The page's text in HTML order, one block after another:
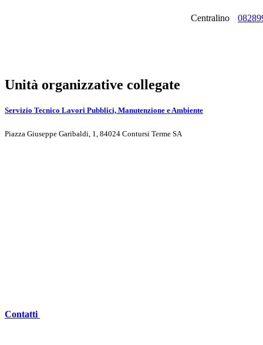
Centralino
Unità organizzative collegate
Servizio Tecnico Lavori Pubblici, Manutenzione e Ambiente
Piazza Giuseppe Garibaldi, 1, 84024 Contursi Terme SA
Contatti